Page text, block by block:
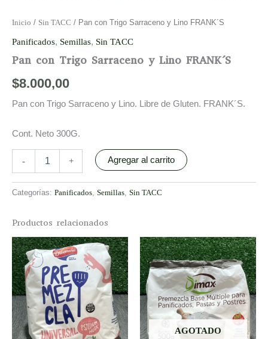
Inicio / Sin TACC / Pan con Trigo Sarraceno y Lino FRANK´S
Panificados, Semillas, Sin TACC
Pan con Trigo Sarraceno y Lino FRANK´S
$8.000,00
Pan con Trigo Sarraceno y Lino. Libre de Gluten. FRANK´S.
Cont. Neto 300G.
- + Agregar al carrito
Categorías: Panificados, Semillas, Sin TACC
Productos relacionados
This
product
has
multiple
variants.
The
options
AGOTADO
This
has
The